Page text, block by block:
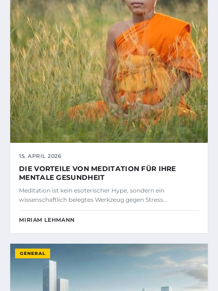
15. APRIL 2026
DIE VORTEILE VON MEDITATION FÜR IHRE
MENTALE GESUNDHEIT
Meditation ist kein esoterischer Hype, sondern ein
wissenschaftlich belegtes Werkzeug gegen Stress…
MIRIAM LEHMANN
GENERAL